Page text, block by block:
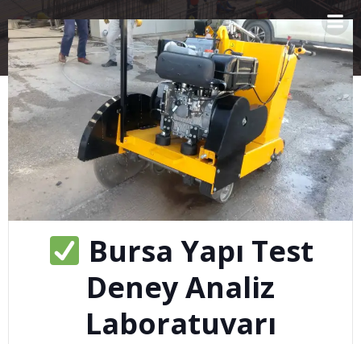
İçeriğe
geç
Bursa Yapı Test
Deney Analiz
Laboratuvarı